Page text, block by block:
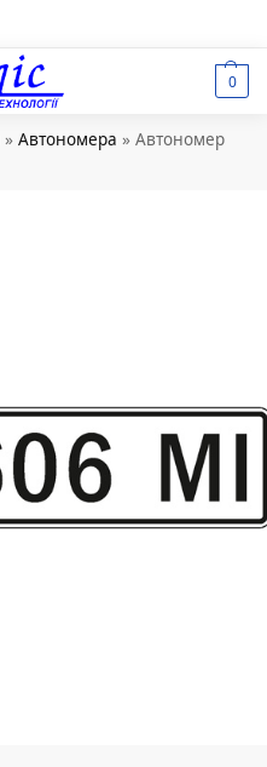
0
» Автономера » Автономер